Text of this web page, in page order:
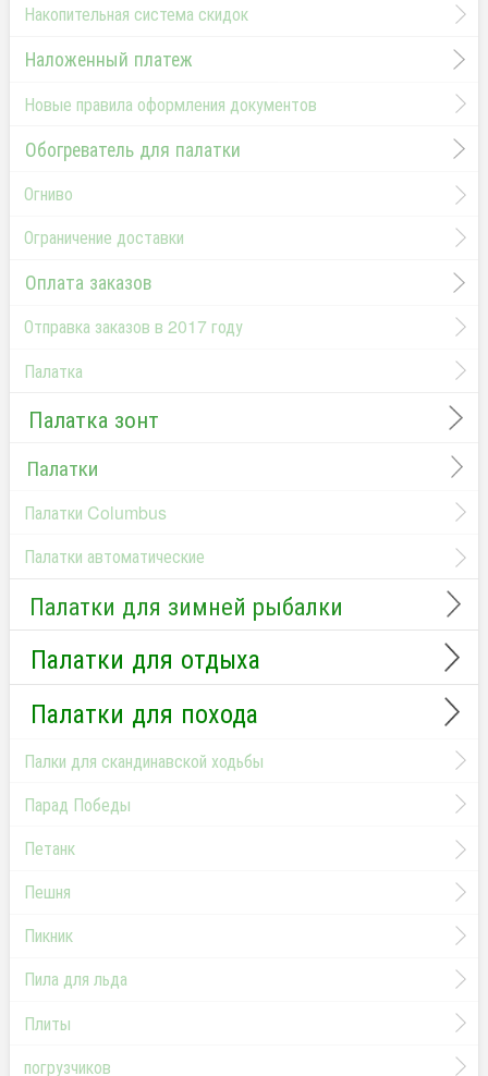
Накопительная система скидок
Наложенный платеж
Новые правила оформления документов
Обогреватель для палатки
Огниво
Ограничение доставки
Оплата заказов
Отправка заказов в 2017 году
Палатка
Палатка зонт
Палатки
Палатки Columbus
Палатки автоматические
Палатки для зимней рыбалки
Палатки для отдыха
Палатки для похода
Палки для скандинавской ходьбы
Парад Победы
Петанк
Пешня
Пикник
Пила для льда
Плиты
погрузчиков